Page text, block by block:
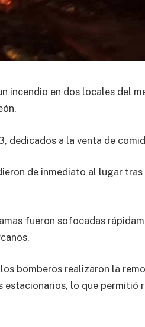
incendio en dos locales del
dedicados a la venta de
de inmediato al lugar
fueron sofocadas
bomberos realizaron la
estacionarios, lo que permitió